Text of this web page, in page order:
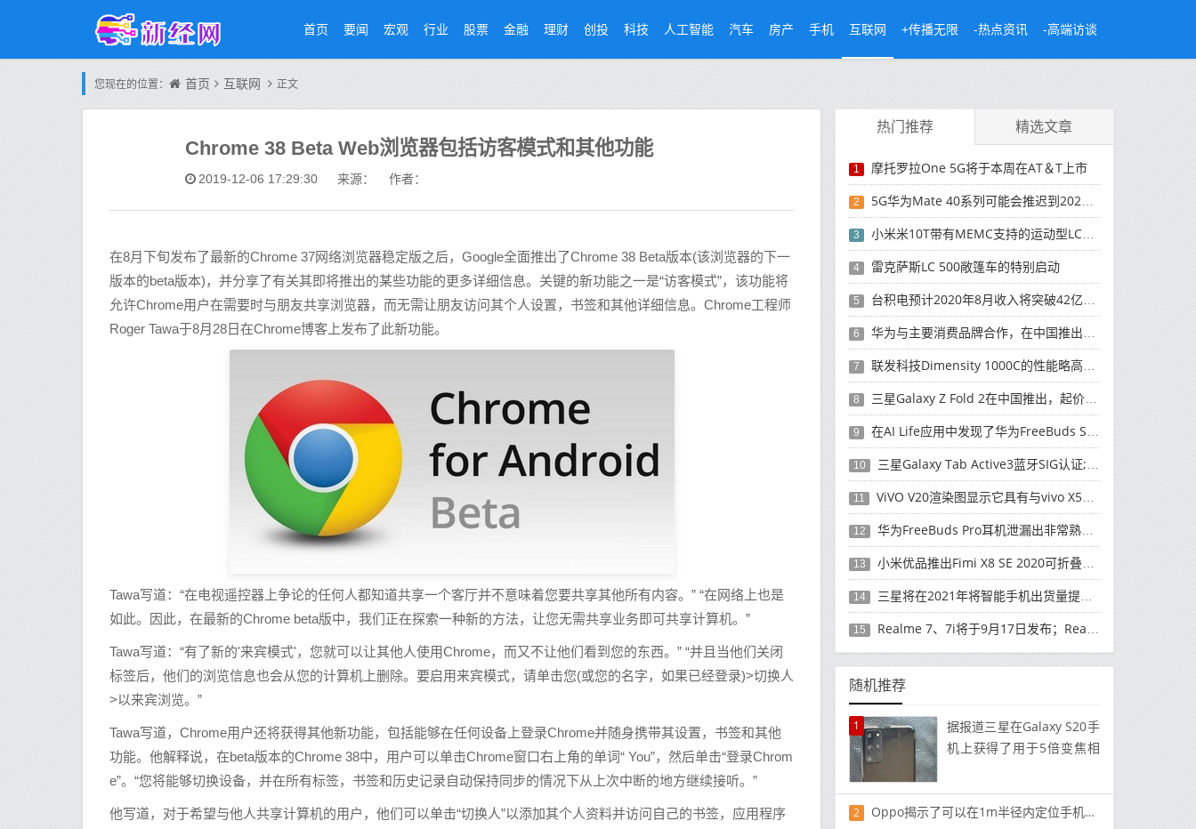
首页 要闻 宏观 行业 股票 金融 理财 创投 科技 人工智能 汽车 房产 手机 互联网 +传播无限 -热点资讯 -高端访谈
您现在的位置： 首页 互联网 正文
Chrome 38 Beta Web浏览器包括访客模式和其他功能
2019-12-06 17:29:30 来源： 作者：
在8月下旬发布了最新的Chrome 37网络浏览器稳定版之后，Google全面推出了Chrome 38 Beta版本(该浏览器的下一
版本的beta版本)，并分享了有关其即将推出的某些功能的更多详细信息。关键的新功能之一是“访客模式”，该功能将
允许Chrome用户在需要时与朋友共享浏览器，而无需让朋友访问其个人设置，书签和其他详细信息。Chrome工程师
Roger Tawa于8月28日在Chrome博客上发布了此新功能。
Tawa写道：“在电视遥控器上争论的任何人都知道共享一个客厅并不意味着您要共享其他所有内容。” “在网络上也是
如此。因此，在最新的Chrome beta版中，我们正在探索一种新的方法，让您无需共享业务即可共享计算机。”
Tawa写道：“有了新的'来宾模式'，您就可以让其他人使用Chrome，而又不让他们看到您的东西。” “并且当他们关闭
标签后，他们的浏览信息也会从您的计算机上删除。要启用来宾模式，请单击您(或您的名字，如果已经登录)>切换人
>以来宾浏览。”
Tawa写道，Chrome用户还将获得其他新功能，包括能够在任何设备上登录Chrome并随身携带其设置，书签和其他
功能。他解释说，在beta版本的Chrome 38中，用户可以单击Chrome窗口右上角的单词“ You”，然后单击“登录Chrom
e”。“您将能够切换设备，并在所有标签，书签和历史记录自动保持同步的情况下从上次中断的地方继续接听。”
他写道，对于希望与他人共享计算机的用户，他们可以单击“切换人”以添加其个人资料并访问自己的书签，应用程序
热门推荐 精选文章
1 摩托罗拉One 5G将于本周在AT＆T上市
2 5G华为Mate 40系列可能会推迟到2021年
3 小米米10T带有MEMC支持的运动型LCD屏幕
4 雷克萨斯LC 500敞篷车的特别启动
5 台积电预计2020年8月收入将突破42亿美元，创历史新高
6 华为与主要消费品牌合作，在中国推出采用HarmonyOS 2.0的智能家居产品
7 联发科技Dimensity 1000C的性能略高于Snapdragon 765G
8 三星Galaxy Z Fold 2在中国推出，起价为16,999元
9 在AI Life应用中发现了华为FreeBuds Studio耳机
10 三星Galaxy Tab Active3蓝牙SIG认证; 发布可能快要结束了
11 ViVO V20渲染图显示它具有与vivo X50 Pro类似的后部设计
12 华为FreeBuds Pro耳机泄漏出非常熟悉的设计
13 小米优品推出Fimi X8 SE 2020可折叠无人机
14 三星将在2021年将智能手机出货量提高至3亿部
15 Realme 7、7i将于9月17日发布；Realme 7i的完整规格并导致泄漏
随机推荐
1
据报道三星在Galaxy S20手
机上获得了用于5倍变焦相
2 Oppo揭示了可以在1m半径内定位手机的新定位算法